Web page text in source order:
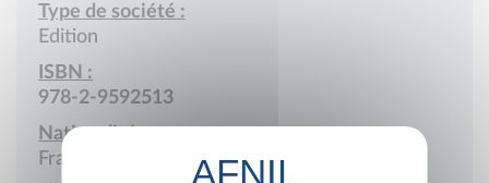
Type de société :
Edition
ISBN :
978-2-9592513
Nationalité :
France